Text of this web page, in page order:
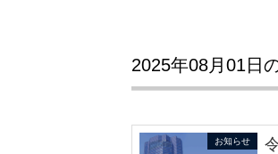
2025年08月01日
お知らせ